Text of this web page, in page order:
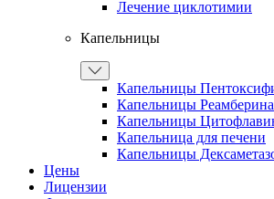
Лечение циклотимии
Капельницы
Капельницы
Капельницы Реамберина
Капельницы
Капельница для печени
Капельницы
Цены
Лицензии